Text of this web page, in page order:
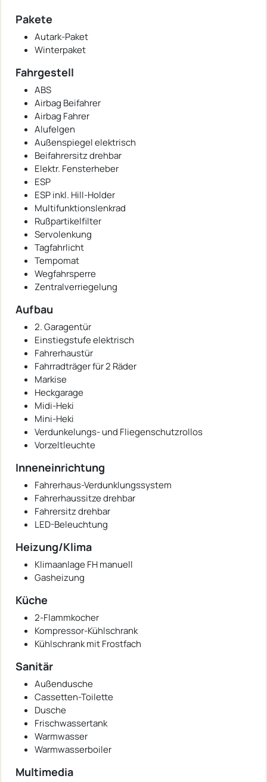
Pakete
Autark-Paket
Winterpaket
Fahrgestell
ABS
Airbag Beifahrer
Airbag Fahrer
Alufelgen
Außenspiegel elektrisch
Beifahrersitz drehbar
Elektr. Fensterheber
ESP
ESP inkl. Hill-Holder
Multifunktionslenkrad
Rußpartikelfilter
Servolenkung
Tagfahrlicht
Tempomat
Wegfahrsperre
Zentralverriegelung
Aufbau
2. Garagentür
Einstiegstufe elektrisch
Fahrerhaustür
Fahrradträger für 2 Räder
Markise
Heckgarage
Midi-Heki
Mini-Heki
Verdunkelungs- und Fliegenschutzrollos
Vorzeltleuchte
Inneneinrichtung
Fahrerhaus-Verdunklungssystem
Fahrerhaussitze drehbar
Fahrersitz drehbar
LED-Beleuchtung
Heizung/Klima
Klimaanlage FH manuell
Gasheizung
Küche
2-Flammkocher
Kompressor-Kühlschrank
Kühlschrank mit Frostfach
Sanitär
Außendusche
Cassetten-Toilette
Dusche
Frischwassertank
Warmwasser
Warmwasserboiler
Multimedia